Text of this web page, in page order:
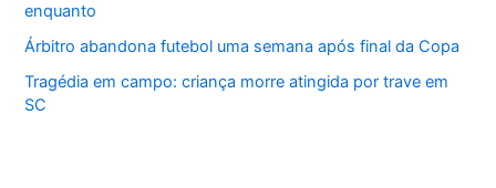
enquanto
Árbitro abandona futebol uma semana após final da Copa
Tragédia em campo: criança morre atingida por trave em
SC